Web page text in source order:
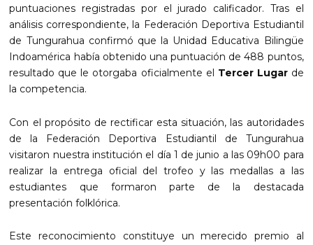
puntuaciones registradas por el jurado calificador. Tras el
análisis correspondiente, la Federación Deportiva Estudiantil
de Tungurahua confirmó que la Unidad Educativa Bilingüe
Indoamérica había obtenido una puntuación de 488 puntos,
resultado que le otorgaba oficialmente el Tercer Lugarde
la competencia.
Con el propósito de rectificar esta situación, las autoridades
de la Federación Deportiva Estudiantil de Tungurahua
visitaron nuestra institución el día 1 de junio a las 09h00 para
realizar la entrega oficial del trofeo y las medallas a las
estudiantes que formaron parte de la destacada
presentación folklórica.
Este reconocimiento constituye un merecido premio al